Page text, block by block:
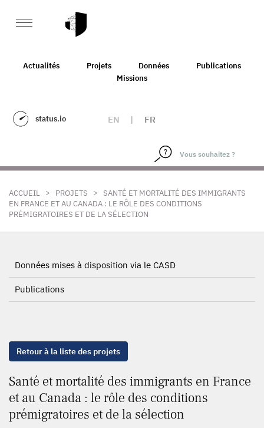
Actualités Projets Données
Publications
Missions
status.io EN | FR
ACCUEIL > PROJETS > SANTÉ ET MORTALITÉ DES IMMIGRANTS
EN FRANCE ET AU CANADA : LE RÔLE DES CONDITIONS
PRÉMIGRATOIRES ET DE LA SÉLECTION
Données mises à disposition via le CASD
Publications
Retour à la liste des projets
Santé et mortalité des immigrants en France
et au Canada : le rôle des conditions
prémigratoires et de la sélection